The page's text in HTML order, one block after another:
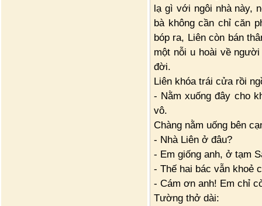
lạ gì với ngôi nhà này,
bà không cần chỉ căn
bóp ra, Liên còn bán
một nỗi u hoài về
đời.
Liên khóa trái cửa rồi
- Nằm xuống đây cho
vô.
Chàng nằm uống bên
- Nhà Liên ở đâu?
- Em giống anh, ở tạm
- Thế hai bác vẫn khoẻ
- Cám ơn anh! Em chỉ
Tường thở dài: